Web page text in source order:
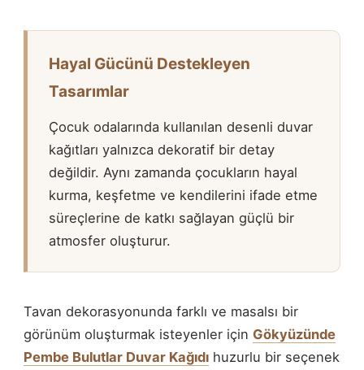
Hayal Gücünü Destekleyen
Tasarımlar
Çocuk odalarında kullanılan desenli duvar
kağıtları yalnızca dekoratif bir detay
değildir. Aynı zamanda çocukların hayal
kurma, keşfetme ve kendilerini ifade etme
süreçlerine de katkı sağlayan güçlü bir
atmosfer oluşturur.
Tavan dekorasyonunda farklı ve masalsı bir
görünüm oluşturmak isteyenler için Gökyüzünde
Pembe Bulutlar Duvar Kağıdı huzurlu bir seçenek